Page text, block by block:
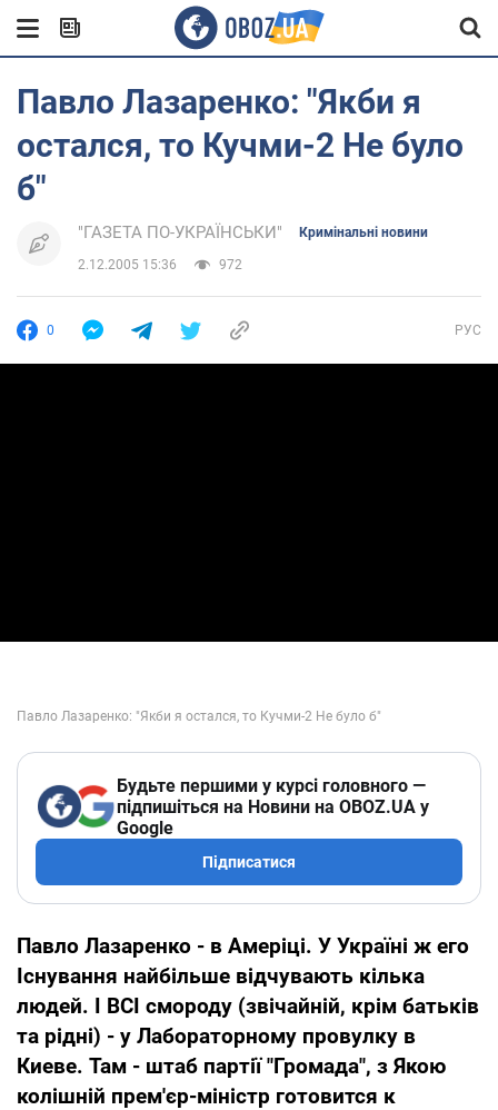
Павло Лазаренко: "Якби я
остался, то Кучми-2 Не було
б"
"ГАЗЕТА ПО-УКРАЇНСЬКИ" Кримінальні новини
2.12.2005 15:36 972
0 РУС
Будьте першими у курсі головного —
підпишіться на Новини на OBOZ.UA у
Google
Підписатися
Павло Лазаренко - в Амеріці. У Україні ж его
Існування найбільше відчувають кілька
людей. І ВСІ смороду (звічайній, крім батьків
та рідні) - у Лабораторному провулку в
Киеве. Там - штаб партії "Громада", з Якою
колішній прем'єр-міністр готовится к